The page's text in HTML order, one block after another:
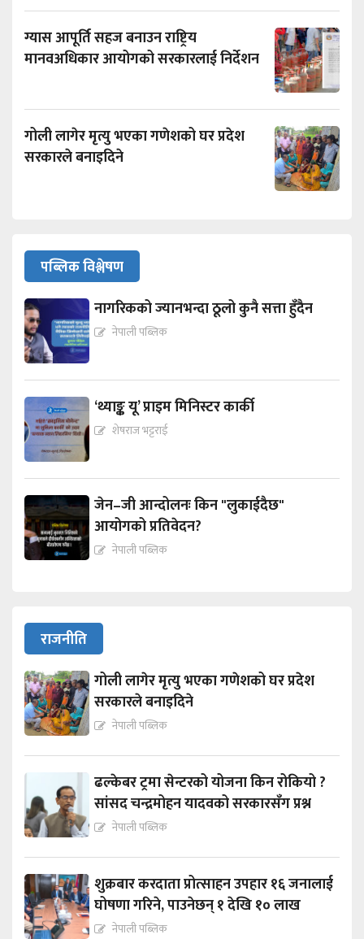
ग्यास आपूर्ति सहज बनाउन राष्ट्रिय
मानवअधिकार आयोगको सरकारलाई निर्देशन
गोली लागेर मृत्यु भएका गणेशको घर प्रदेश
सरकारले बनाइदिने
पब्लिक विश्लेषण
नागरिकको ज्यानभन्दा ठूलो कुनै सत्ता हुँदैन
नेपाली पब्लिक
‘थ्याङ्क यू’ प्राइम मिनिस्टर कार्की
शेषराज भट्टराई
जेन–जी आन्दोलनः किन "लुकाईदैछ"
आयोगको प्रतिवेदन?
नेपाली पब्लिक
राजनीति
गोली लागेर मृत्यु भएका गणेशको घर प्रदेश
सरकारले बनाइदिने
नेपाली पब्लिक
ढल्केबर ट्रमा सेन्टरको योजना किन रोकियो ?
सांसद चन्द्रमोहन यादवको सरकारसँग प्रश्न
नेपाली पब्लिक
शुक्रबार करदाता प्रोत्साहन उपहार १६ जनालाई
घोषणा गरिने, पाउनेछन् १ देखि १० लाख
नेपाली पब्लिक